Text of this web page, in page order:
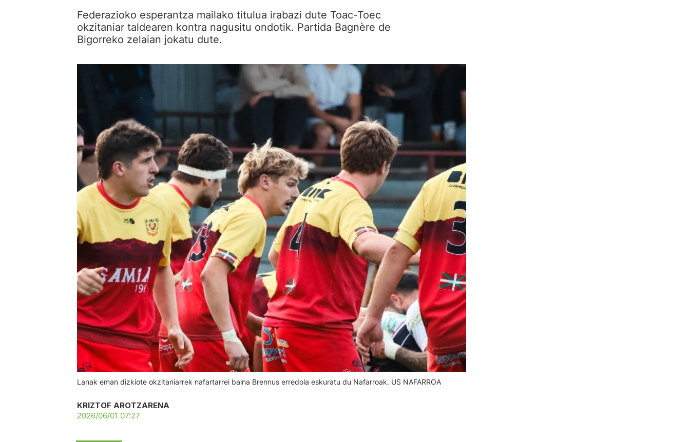
Federazioko esperantza mailako titulua irabazi dute Toac-Toec
okzitaniar taldearen kontra nagusitu ondotik. Partida Bagnère de
Bigorreko zelaian jokatu dute.
Lanak eman dizkiote okzitaniarrek nafartarrei baina Brennus erredola eskuratu du Nafarroak. US NAFARROA
KRIZTOF AROTZARENA
2026/06/01 07:27